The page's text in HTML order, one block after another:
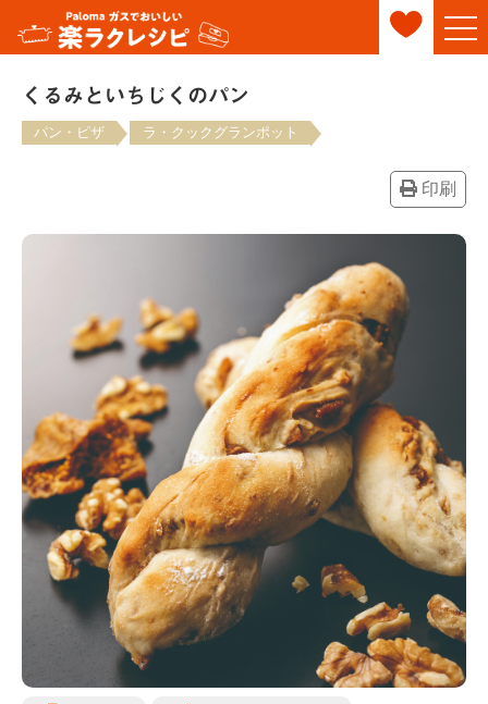
くるみといちじくのパン
パン・ピザ ラ・クックグランポット
印刷